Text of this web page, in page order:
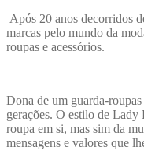
Após 20 anos decorridos
marcas pelo mundo da
roupas e acessórios.
Dona de um guarda-
gerações. O estilo de Lady
roupa em si, mas sim da
mensagens e valores que